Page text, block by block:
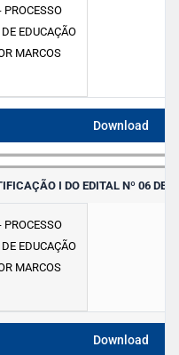
EDUCAÇÃO
MARCOS
Download
I DO EDITAL Nº 06 DE
EDUCAÇÃO
MARCOS
Download